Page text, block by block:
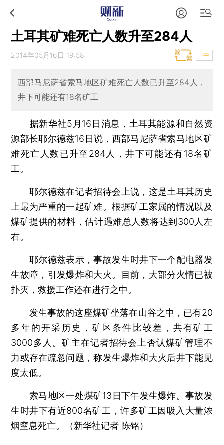
土耳其矿难死亡人数升至284人
2014年05月16日 19:58 T中
西部马尼萨省索马地区矿难死亡人数已升至284人，
井下可能还有18名矿工
据新华社5月16日消息，土耳其能源和自然资
源部长耶尔德兹16日说，西部马尼萨省索马地区矿
难死亡人数已升至284人，井下可能还有18名矿
工。
耶尔德兹在记者招待会上说，这是土耳其历史
上最为严重的一起矿难。根据矿工家属的情况以及
煤矿提供的材料，估计遇难总人数将达到300人左
右。
耶尔德兹表示，事故发生时井下一个配电器发
生故障，引发爆炸和大火。目前，大部分火情已被
扑灭，救援工作还在进行之中。
发生事故的这座煤矿坐落在山谷之中，已有20
多年的开采历史，矿区条件比较差，共有矿工
3000多人。矿主在记者招待会上否认煤矿管理不
力或存在疏忽问题，称发生爆炸和大火后井下能见
度太低。
索马地区一处煤矿13日下午发生爆炸。事故发
生时井下有近800名矿工，许多矿工因吸入大量浓
烟窒息死亡。（新华社记者 陈铭）